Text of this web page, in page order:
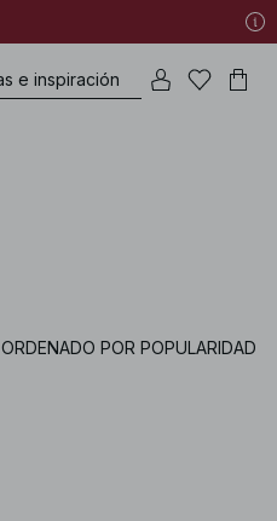
ORDENADO POR POPULARIDAD